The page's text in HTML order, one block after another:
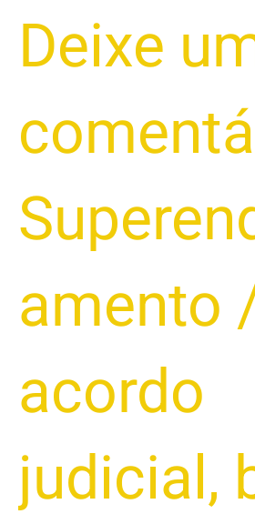
Deixe
amento
acordo
judicial ,